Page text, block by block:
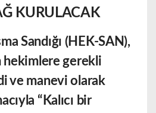
KURULACAK
Sandığı (HEK-SAN),
hekimlere gerekli
ve manevi olarak
“Kalıcı bir